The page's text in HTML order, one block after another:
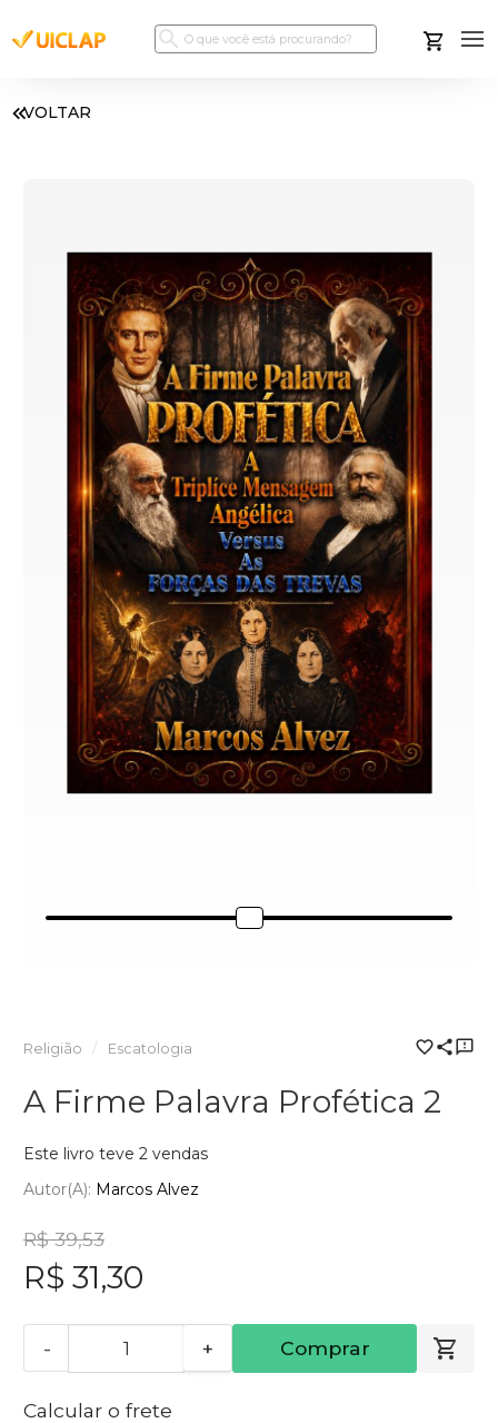
VOLTAR
Religião Escatologia
A Firme Palavra Profética 2
Este livro teve 2 vendas
Autor(a): Marcos Alvez
R$ 39,53
R$ 31,30
- + Comprar
Calcular o frete